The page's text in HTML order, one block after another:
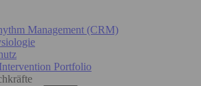
Management (CRM)
Portfolio